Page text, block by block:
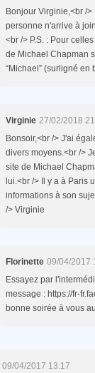
Bonjour Virginie,<br /
personne n'arrive à
<br /> P.S. : Pour
de Michael Chapman
“Michael” (surligné en
Virginie 27/02/2018
Bonsoir,<br /> J'ai
divers moyens.<br />
site de Michael
lui.<br /> Il y a à Paris
informations à son
/> Virginie
Florinette 09/04/2017
Essayez par
message : https://fr-
bonne soirée à vous
09/04/2017 13:17